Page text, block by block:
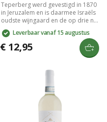
Teperberg werd gevestigd in 1870
in Jeruzalem en is daarmee Israëls
oudste wijngaard en de op drie na
grootste! Jaarlijks produceert de
wijngaard meer dan 9 miljoen
flessen wijn voor wijnliefhebbers
over de hele wereld. Teperberg is
nu een wijngaard vlakbij Tzora aan
de bijbel wordt Efrat genoemd als
de herdersvelden van Bethlehem
waar de herders door de engelen
werden ingelicht over de geboorte
Leverbaar vanaf 15 augustus
€ 12,95